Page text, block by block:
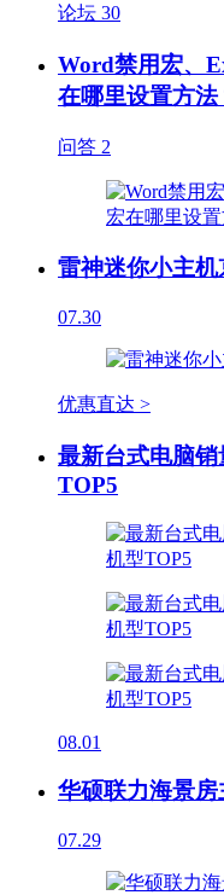
论坛 30
Word禁用宏、
在哪里设置方法
问答 2
雷神迷你小主
07.30
优惠直达 >
最新台式电脑
TOP5
08.01
华硕联力海景
07.29